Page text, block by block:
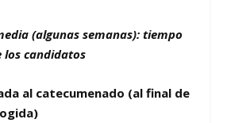
(algunas semanas): tiempo
los candidatos
al catecumenado (al final de